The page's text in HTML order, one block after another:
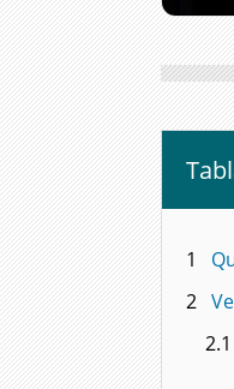
1
2
2.1